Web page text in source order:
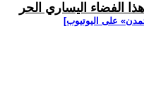
الفضاء اليساري الحر
على اليوتيوب]